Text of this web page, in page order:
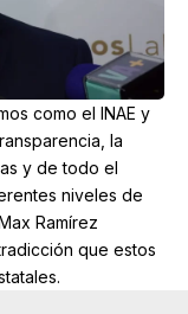
como el INAE y
la
y de todo el
niveles de
Ramírez
que estos